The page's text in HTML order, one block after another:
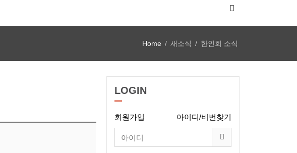
Home 새소식 한인회 소식
LOGIN
회원가입 아이디/비번찾기